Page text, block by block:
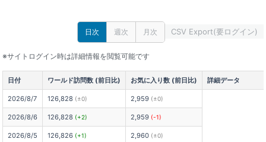
日次 週次 月次 CSV Export(要ログイン)
※サイトログイン時は詳細情報を閲覧可能です
日付 ワールド訪問数 (前日比) お気に入り数 (前日比) 詳細データ
2026/8/7 126,828 (±0) 2,959 (±0)
2026/8/6 126,828 (+2) 2,959 (-1)
2026/8/5 126,826 (+1) 2,960 (±0)